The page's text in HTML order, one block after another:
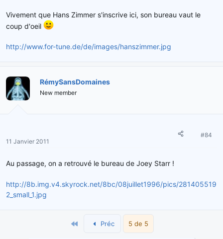
Vivement que Hans Zimmer s'inscrive ici, son bureau vaut le
coup d'oeil
http://www.for-tune.de/de/images/hanszimmer.jpg
RémySansDomaines
New member
11 Janvier 2011
#84
Au passage, on a retrouvé le bureau de Joey Starr !
http://8b.img.v4.skyrock.net/8bc/08juillet1996/pics/281405519
2_small_1.jpg
PremierPréc 5 de 5